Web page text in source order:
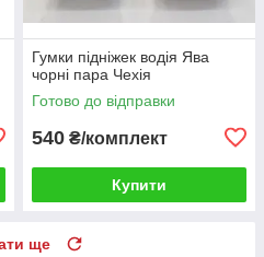
Гумки підніжек водія Ява
чорні пара Чехія
Готово до відправки
540 ₴/комплект
Купити
ще